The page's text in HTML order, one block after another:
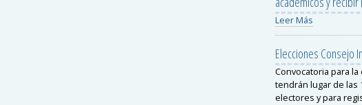
Leer Más
Elecciones Consejo
Convocatoria para
tendrán lugar de las
electores y para